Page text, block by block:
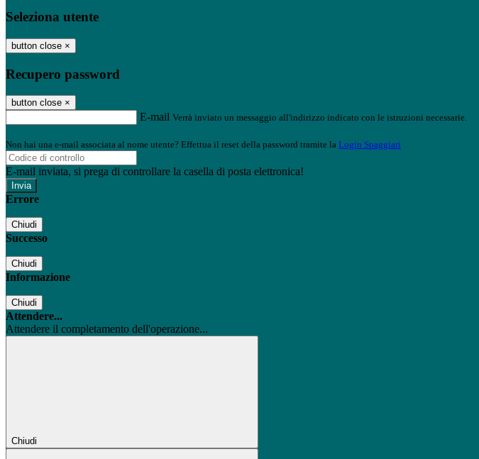
Seleziona utente
button close ×
Recupero password
button close ×
E-mail Verrà inviato un messaggio all'indirizzo indicato con le istruzioni necessarie.
Non hai una e-mail associata al nome utente? Effettua il reset della password tramite la Login Spaggiari
E-mail inviata, si prega di controllare la casella di posta elettronica!
Errore
Chiudi
Successo
Chiudi
Informazione
Chiudi
Attendere...
Attendere il completamento dell'operazione...
Chiudi